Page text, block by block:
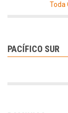
Toda
PACÍFICO SUR